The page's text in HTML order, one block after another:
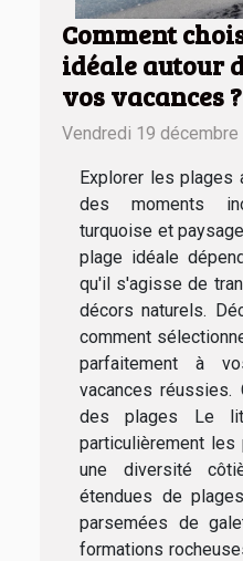
Comment
idéale autour
vos vacances ?
Vendredi 19 décembre
Explorer les plages
des moments
turquoise et
plage idéale
qu'il s'agisse de
décors naturels.
comment
parfaitement à
vacances réussies.
des plages Le
particulièrement les
une diversité
étendues de
parsemées de
formations